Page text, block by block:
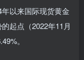
以来国际现货黄金
起点（2022年11月
。